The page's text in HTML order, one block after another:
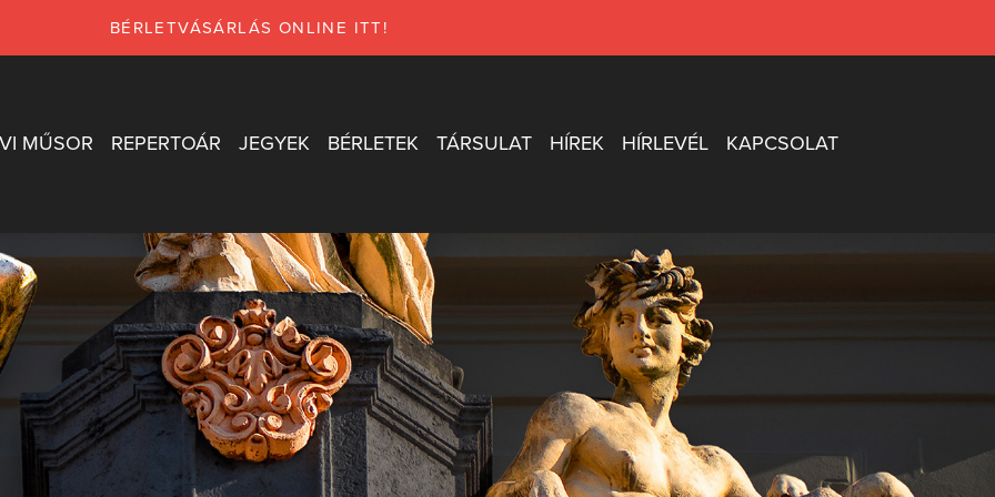
BÉRLETVÁSÁRLÁS ONLINE ITT!
MŰSOR REPERTOÁR JEGYEK BÉRLETEK TÁRSULAT HÍREK HÍRLEVÉL KAPCSOLAT